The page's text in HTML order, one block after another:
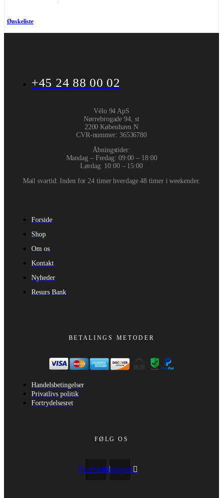
Ønskeliste
+45 24 88 00 02
Vélo 94 ApS
Nørrebrogade 94, st
2200 København N
CVR-nummer: 36536780
Åbningstider:
Mandag – Fredag: 09:00 – 18:00
Lørdag: 10:00 – 15:00
Mail svartid: Inden for 24 timer hverdage 48 timer i weekender.
Forside
Shop
Om os
Kontakt
Nyheder
Resurs Bank
BETALINGS METODER
Handelsbetingelser
Privatlivs politik
Fortrydelsesret
FØLG OS
FacebookInstagram